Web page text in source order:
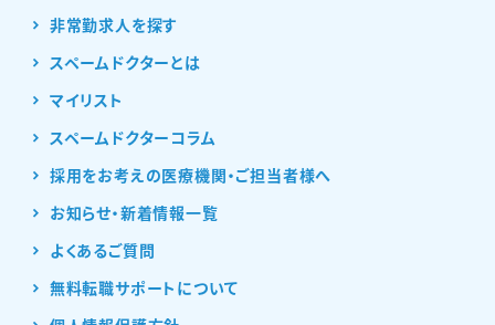
非常勤求人を探す
スペームドクターとは
マイリスト
スペームドクターコラム
採用をお考えの医療機関・ご担当者様へ
お知らせ・新着情報一覧
よくあるご質問
無料転職サポートについて